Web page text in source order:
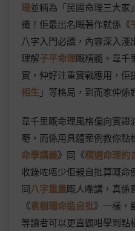
珊並稱為「民國命理三大家
識！佢最出名嘅著作就係《
八字入門必讀，內容深入
理解子平命理嘅精髓。韋千
實，仲好注重實戰應用，佢
相生」等格局，到而家仲係
韋千里嘅命理風格偏向實
嘢，而係用具體案例教你點
命學講義》同《精選命理約
收錄咗唔少佢親自批算嘅命
同八字重量嘅人嚟講，真係
《袁樹珊命造自批》一樣，
等讀者可以更直觀咁學到點